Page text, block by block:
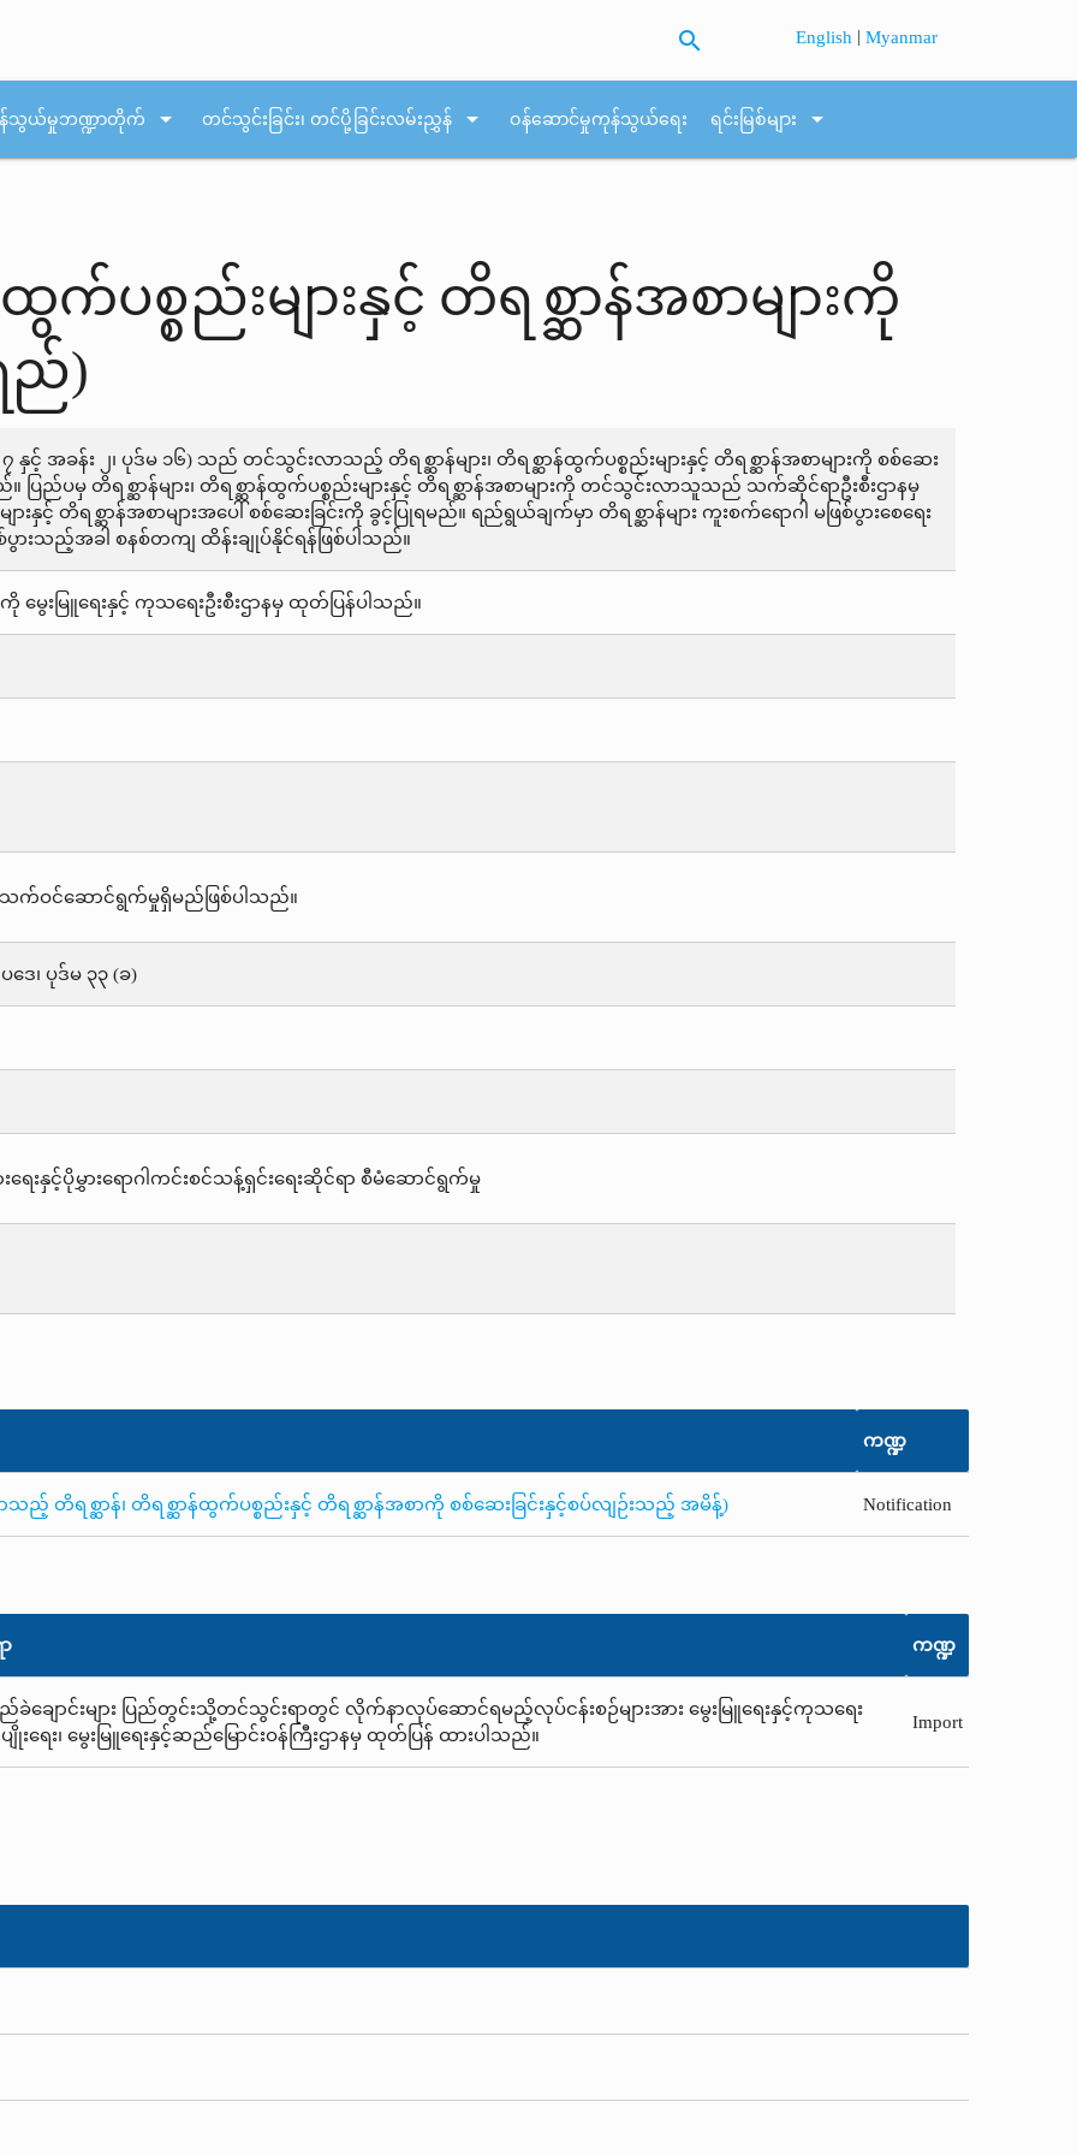
search English |Myanmar
သွယ်မှုဘဏ္ဍာတိုက် arrow_drop_down တင်သွင်းခြင်း၊ တင်ပို့ခြင်းလမ်းညွှန် arrow_drop_down ဝန်ဆောင်မှုကုန်သွယ်ရေး ရင်းမြစ်များ arrow_drop_down
က်ပစ္စည်းများနှင့် တိရစ္ဆာန်အစာများကို
ည်)
င့် အခန်း ၂၊ ပုဒ်မ ၁၆) သည် တင်သွင်းလာသည့် တိရစ္ဆာန်များ၊ တိရစ္ဆာန်ထွက်ပစ္စည်းများနှင့် တိရစ္ဆာန်အစာများကို စစ်ဆေး
။ ပြည်ပမှ တိရစ္ဆာန်များ၊ တိရစ္ဆာန်ထွက်ပစ္စည်းများနှင့် တိရစ္ဆာန်အစာများကို တင်သွင်းလာသူသည် သက်ဆိုင်ရာဦးစီးဌာနမှ
ျားနှင့် တိရစ္ဆာန်အစာများအပေါ် စစ်ဆေးခြင်းကို ခွင့်ပြုရမည်။ ရည်ရွယ်ချက်မှာ တိရစ္ဆာန်များ ကူးစက်ရောဂါ မဖြစ်ပွားစေရေး
သည့်အခါ စနစ်တကျ ထိန်းချုပ်နိုင်ရန်ဖြစ်ပါသည်။
မွေးမြူရေးနှင့် ကုသရေးဦးစီးဌာနမှ ထုတ်ပြန်ပါသည်။
က်ဝင်ဆောင်ရွက်မှုရှိမည်ဖြစ်ပါသည်။
ဒေ၊ ပုဒ်မ ၃၃ (ခ)
ေးနှင့်ပိုမွှားရောဂါကင်းစင်သန့်ရှင်းရေးဆိုင်ရာ စီမံဆောင်ရွက်မှု
ကဏ္ဍ
ည့် တိရစ္ဆာန်၊ တိရစ္ဆာန်ထွက်ပစ္စည်းနှင့် တိရစ္ဆာန်အစာကို စစ်ဆေးခြင်းနှင့်စပ်လျဉ်းသည့် အမိန့်) Notification
ကဏ္ဍ
ည်ခဲချောင်းများ ပြည်တွင်းသို့တင်သွင်းရာတွင် လိုက်နာလုပ်ဆောင်ရမည့်လုပ်ငန်းစဉ်များအား မွေးမြူရေးနှင့်ကုသရေး
ပျိုးရေး၊ မွေးမြူရေးနှင့်ဆည်မြောင်းဝန်ကြီးဌာနမှ ထုတ်ပြန် ထားပါသည်။
Import